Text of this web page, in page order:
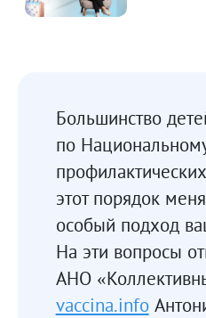
Большинство
по
этот порядок
особый подход
На эти вопросы
АНО
vaccina.info